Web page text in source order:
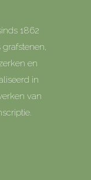
1862
en
in
van